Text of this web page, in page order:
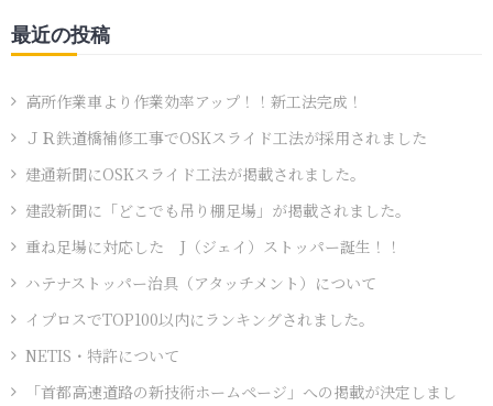
最近の投稿
高所作業車より作業効率アップ！！新工法完成！
ＪＲ鉄道橋補修工事でOSKスライド工法が採用されました
建通新聞にOSKスライド工法が掲載されました。
建設新聞に「どこでも吊り棚足場」が掲載されました。
重ね足場に対応した J（ジェイ）ストッパー誕生！！
ハテナストッパー治具（アタッチメント）について
イプロスでTOP100以内にランキングされました。
NETIS・特許について
「首都高速道路の新技術ホームページ」への掲載が決定しまし